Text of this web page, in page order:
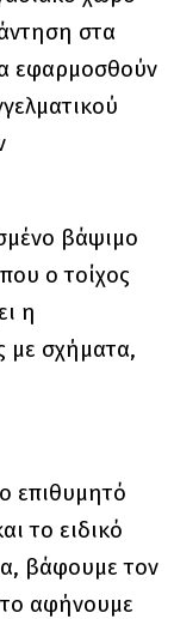
στα
εφαρμοσθούν
βάψιμο
ο τοίχος
η
με σχήματα,
επιθυμητό
το ειδικό
βάφουμε τον
το αφήνουμε